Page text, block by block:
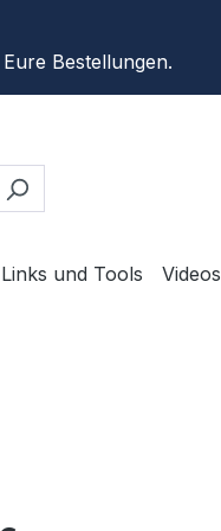
Bestellungen.
Links und Tools Videos